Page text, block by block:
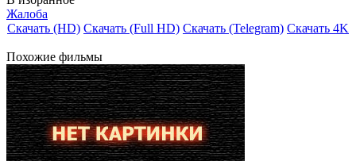
Жалоба
Скачать (HD) Скачать (Full HD) Скачать (Telegram) Скачать 4K
Похожие фильмы